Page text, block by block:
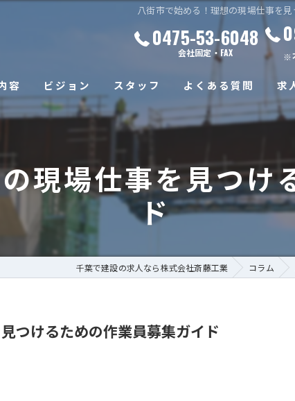
八街市で始める！理想の現場仕事を
0475-53-6048
会社固定・FAX ※
容 ビジョン スタッフ よくある質問 求
現場仕事を見つけ
ド
千葉で建設の求人なら株式会社斎藤工業 コラム
つけるための作業員募集ガイド